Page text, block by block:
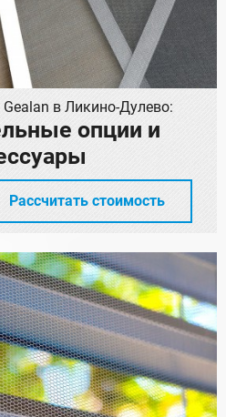
в Ликино-Дулево:
опции и
Рассчитать стоимость